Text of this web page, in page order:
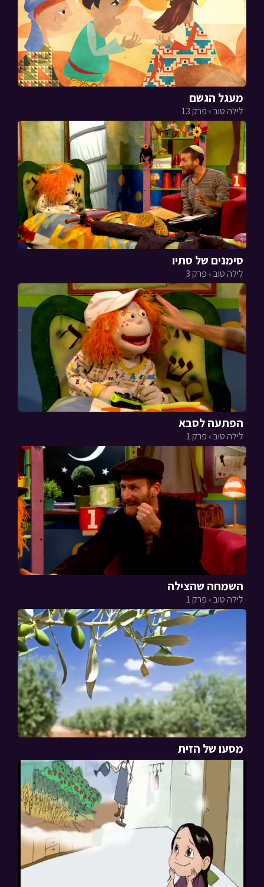
מעגל הגשם
לילה טוב › פרק 13
סימנים של סתיו
לילה טוב › פרק 3
הפתעה לסבא
לילה טוב › פרק 1
השמחה שהצילה
לילה טוב › פרק 1
מסעו של הזית